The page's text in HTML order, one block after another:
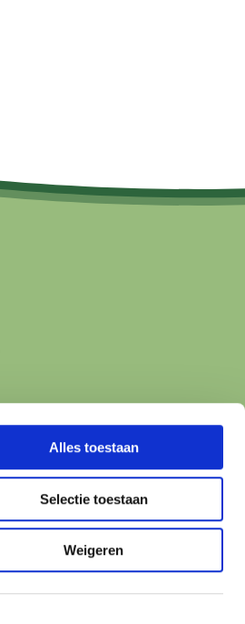
Alles toestaan
Selectie toestaan
Weigeren